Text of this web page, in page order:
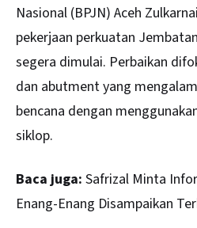
Nasional (BPJN) Aceh
pekerjaan perkuatan
segera dimulai. Perbaikan
dan abutment yang
bencana dengan
siklop.
Baca juga: Safrizal Minta
Enang-Enang Disampaikan